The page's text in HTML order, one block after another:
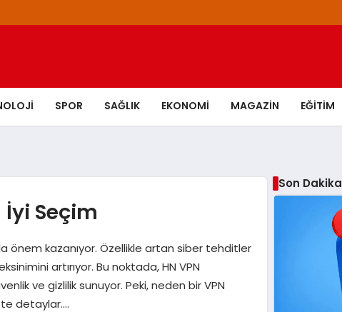
SPOR SAĞLIK EKONOMI MAGAZIN EĞITIM
İyi Seçim
önem kazanıyor. Özellikle artan siber tehditler
artırıyor. Bu noktada, HN VPN
ve gizlilik sunuyor. Peki, neden bir VPN
detaylar….
Son Dakika